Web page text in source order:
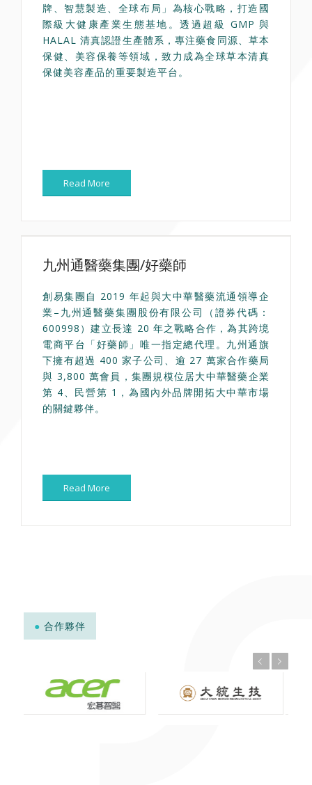
牌、智慧製造、全球布局」為核心戰略，打造國
際級大健康產業生態基地。透過超級 GMP 與
HALAL 清真認證生產體系，專注藥食同源、草本
保健、美容保養等領域，致力成為全球草本清真
保健美容產品的重要製造平台。
Read More
九州通醫藥集團/好藥師
創易集團自 2019 年起與大中華醫藥流通領導企
業–九州通醫藥集團股份有限公司（證券代碼：
600998）建立長達 20 年之戰略合作，為其跨境
電商平台「好藥師」唯一指定總代理。九州通旗
下擁有超過 400 家子公司、逾 27 萬家合作藥局
與 3,800 萬會員，集團規模位居大中華醫藥企業
第 4、民營第 1，為國內外品牌開拓大中華市場
的關鍵夥伴。
Read More
● 合作夥伴